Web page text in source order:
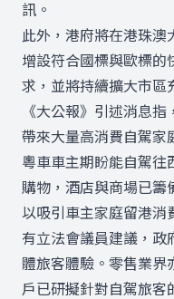
訊。
此外，港府將在港珠澳
增設符合國標與歐標的
求，並將持續擴大市區
《大公報》引述消息
帶來大量高消費自駕家
粵車車主期盼能自駕往
購物，酒店與商場已籌
以吸引車主家庭留港消
有立法會議員建議，政
體旅客體驗。零售業界
戶已研擬針對自駕旅客